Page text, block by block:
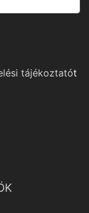
tájékoztatót